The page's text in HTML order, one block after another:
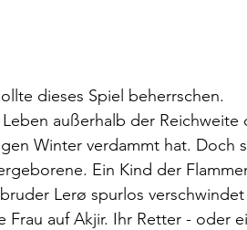
dieses Spiel beherrschen.
außerhalb der Reichweite
Winter verdammt hat. Doch
Ein Kind der
Lerø spurlos
auf Akjir. Ihr Retter - oder